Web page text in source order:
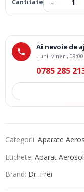
Ai nevoie de
Luni–vineri,
0785 285
Categorii: Aparate
Etichete: Aparat
Brand: Dr. Frei